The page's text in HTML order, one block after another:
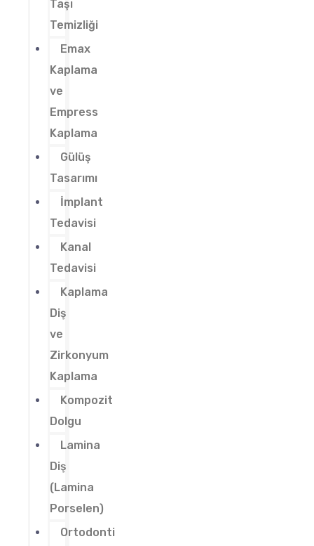
Taşı
Temizliği
Emax
Kaplama
ve
Empress
Kaplama
Gülüş
Tasarımı
İmplant
Tedavisi
Kanal
Tedavisi
Kaplama
Diş
ve
Zirkonyum
Kaplama
Kompozit
Dolgu
Lamina
Diş
(Lamina
Porselen)
Ortodonti